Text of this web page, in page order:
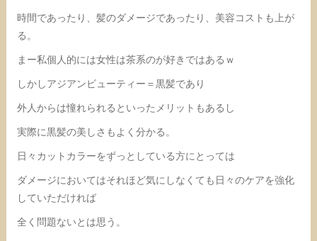
時間であったり、髪のダメージであったり、美容コストも上が
る。
まー私個人的には女性は茶系のが好きではあるｗ
しかしアジアンビューティー＝黒髪であり
外人からは憧れられるといったメリットもあるし
実際に黒髪の美しさもよく分かる。
日々カットカラーをずっとしている方にとっては
ダメージにおいてはそれほど気にしなくても日々のケアを強化
していただければ
全く問題ないとは思う。